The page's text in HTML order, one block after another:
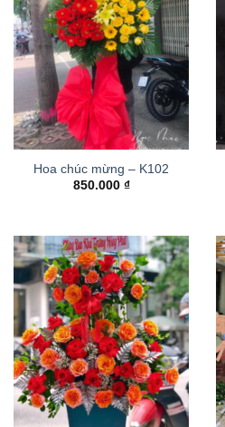
Hoa chúc mừng – K102
850.000 ₫